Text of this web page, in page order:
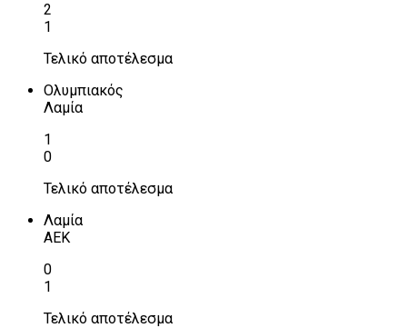
2
1
Τελικό αποτέλεσμα
Ολυμπιακός
Λαμία
1
0
Τελικό αποτέλεσμα
Λαμία
ΑΕΚ
0
1
Τελικό αποτέλεσμα